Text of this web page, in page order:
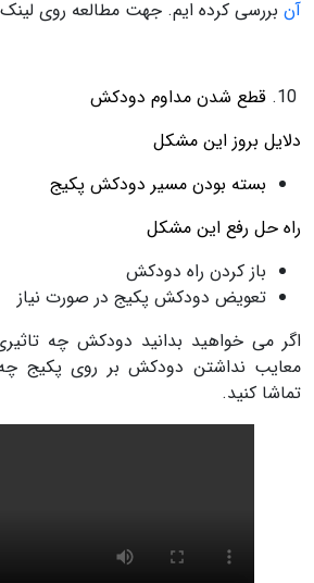
آن بررسی کرده ایم. جهت مطالعه روی لینک
قطع شدن مداوم دودکش
دلایل بروز این مشکل
بسته بودن مسیر دودکش پکیج
راه حل رفع این مشکل
باز کردن راه دودکش
تعویض دودکش پکیج در صورت نیاز
اگر می خواهید بدانید دودکش چه
معایب نداشتن دودکش بر روی پکیج
تماشا کنید.